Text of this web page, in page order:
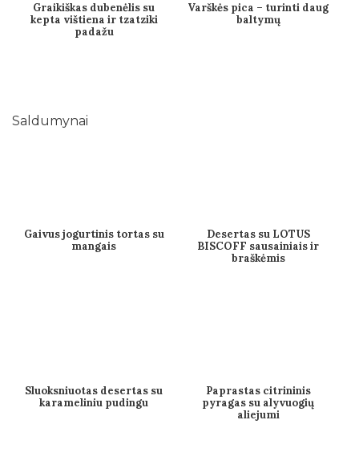
Graikiškas dubenėlis su
kepta vištiena ir tzatziki
padažu
Varškės pica – turinti daug
baltymų
Saldumynai
Gaivus jogurtinis tortas su
mangais
Desertas su LOTUS
BISCOFF sausainiais ir
braškėmis
Sluoksniuotas desertas su
karameliniu pudingu
Paprastas citrininis
pyragas su alyvuogių
aliejumi